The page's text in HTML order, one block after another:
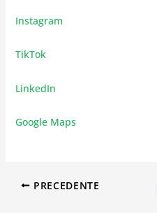
Instagram
TikTok
LinkedIn
Google Maps
PRECEDENTE